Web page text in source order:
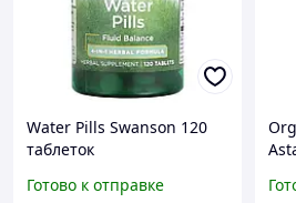
Water Pills Swanson 120
таблеток
Готово к отправке